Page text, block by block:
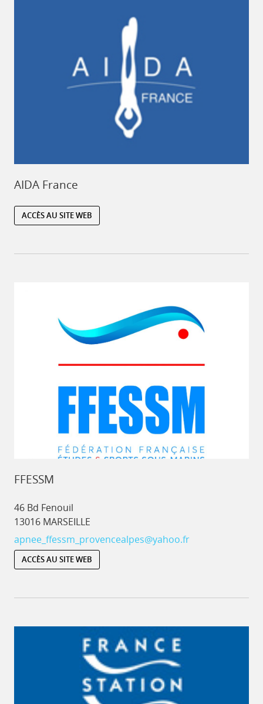
AIDA France
ACCÈS AU SITE WEB
FFESSM
46 Bd Fenouil
13016 MARSEILLE
apnee_ffessm_provencealpes@yahoo.fr
ACCÈS AU SITE WEB